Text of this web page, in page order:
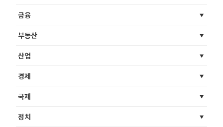
금융
부동산
산업
경제
국제
정치